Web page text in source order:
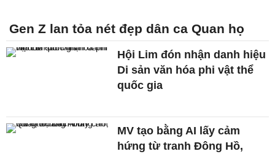
Gen Z lan tỏa nét đẹp dân ca Quan họ
Hội Lim đón nhận danh hiệu
Di sản văn hóa phi vật thể
quốc gia
MV tạo bằng AI lấy cảm
hứng từ tranh Đông Hồ,